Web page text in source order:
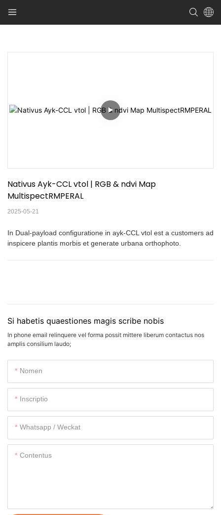
Nativus Ayk-CCL vtol | RGB & ndvi Map
MultispectRMPERAL
2025-05-21
In Dual-payload configuratione in ayk-CCL vtol est a customers ad
inspicere plantis morbis et generate urbana orthophoto.
Si habetis quaestiones magis scribe nobis
In phone email relinquere vel forma possit mittere liberum contactus nos
amplis consilium laudo;
Nomen
Inscriptio
Whatsapp / Weckat
Contentus